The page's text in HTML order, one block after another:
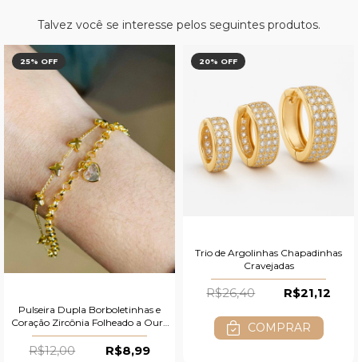
Talvez você se interesse pelos seguintes produtos.
25% OFF
Pulseira Dupla Borboletinhas e
Coração Zircônia Folheado a Ouro
18K
R$12,00 R$8,99
20% OFF
Trio de Argolinhas Chapadinhas
Cravejadas
R$26,40 R$21,12
COMPRAR